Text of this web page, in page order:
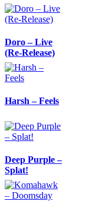
Doro – Live
(Re-Release)
Harsh – Feels
Deep Purple –
Splat!